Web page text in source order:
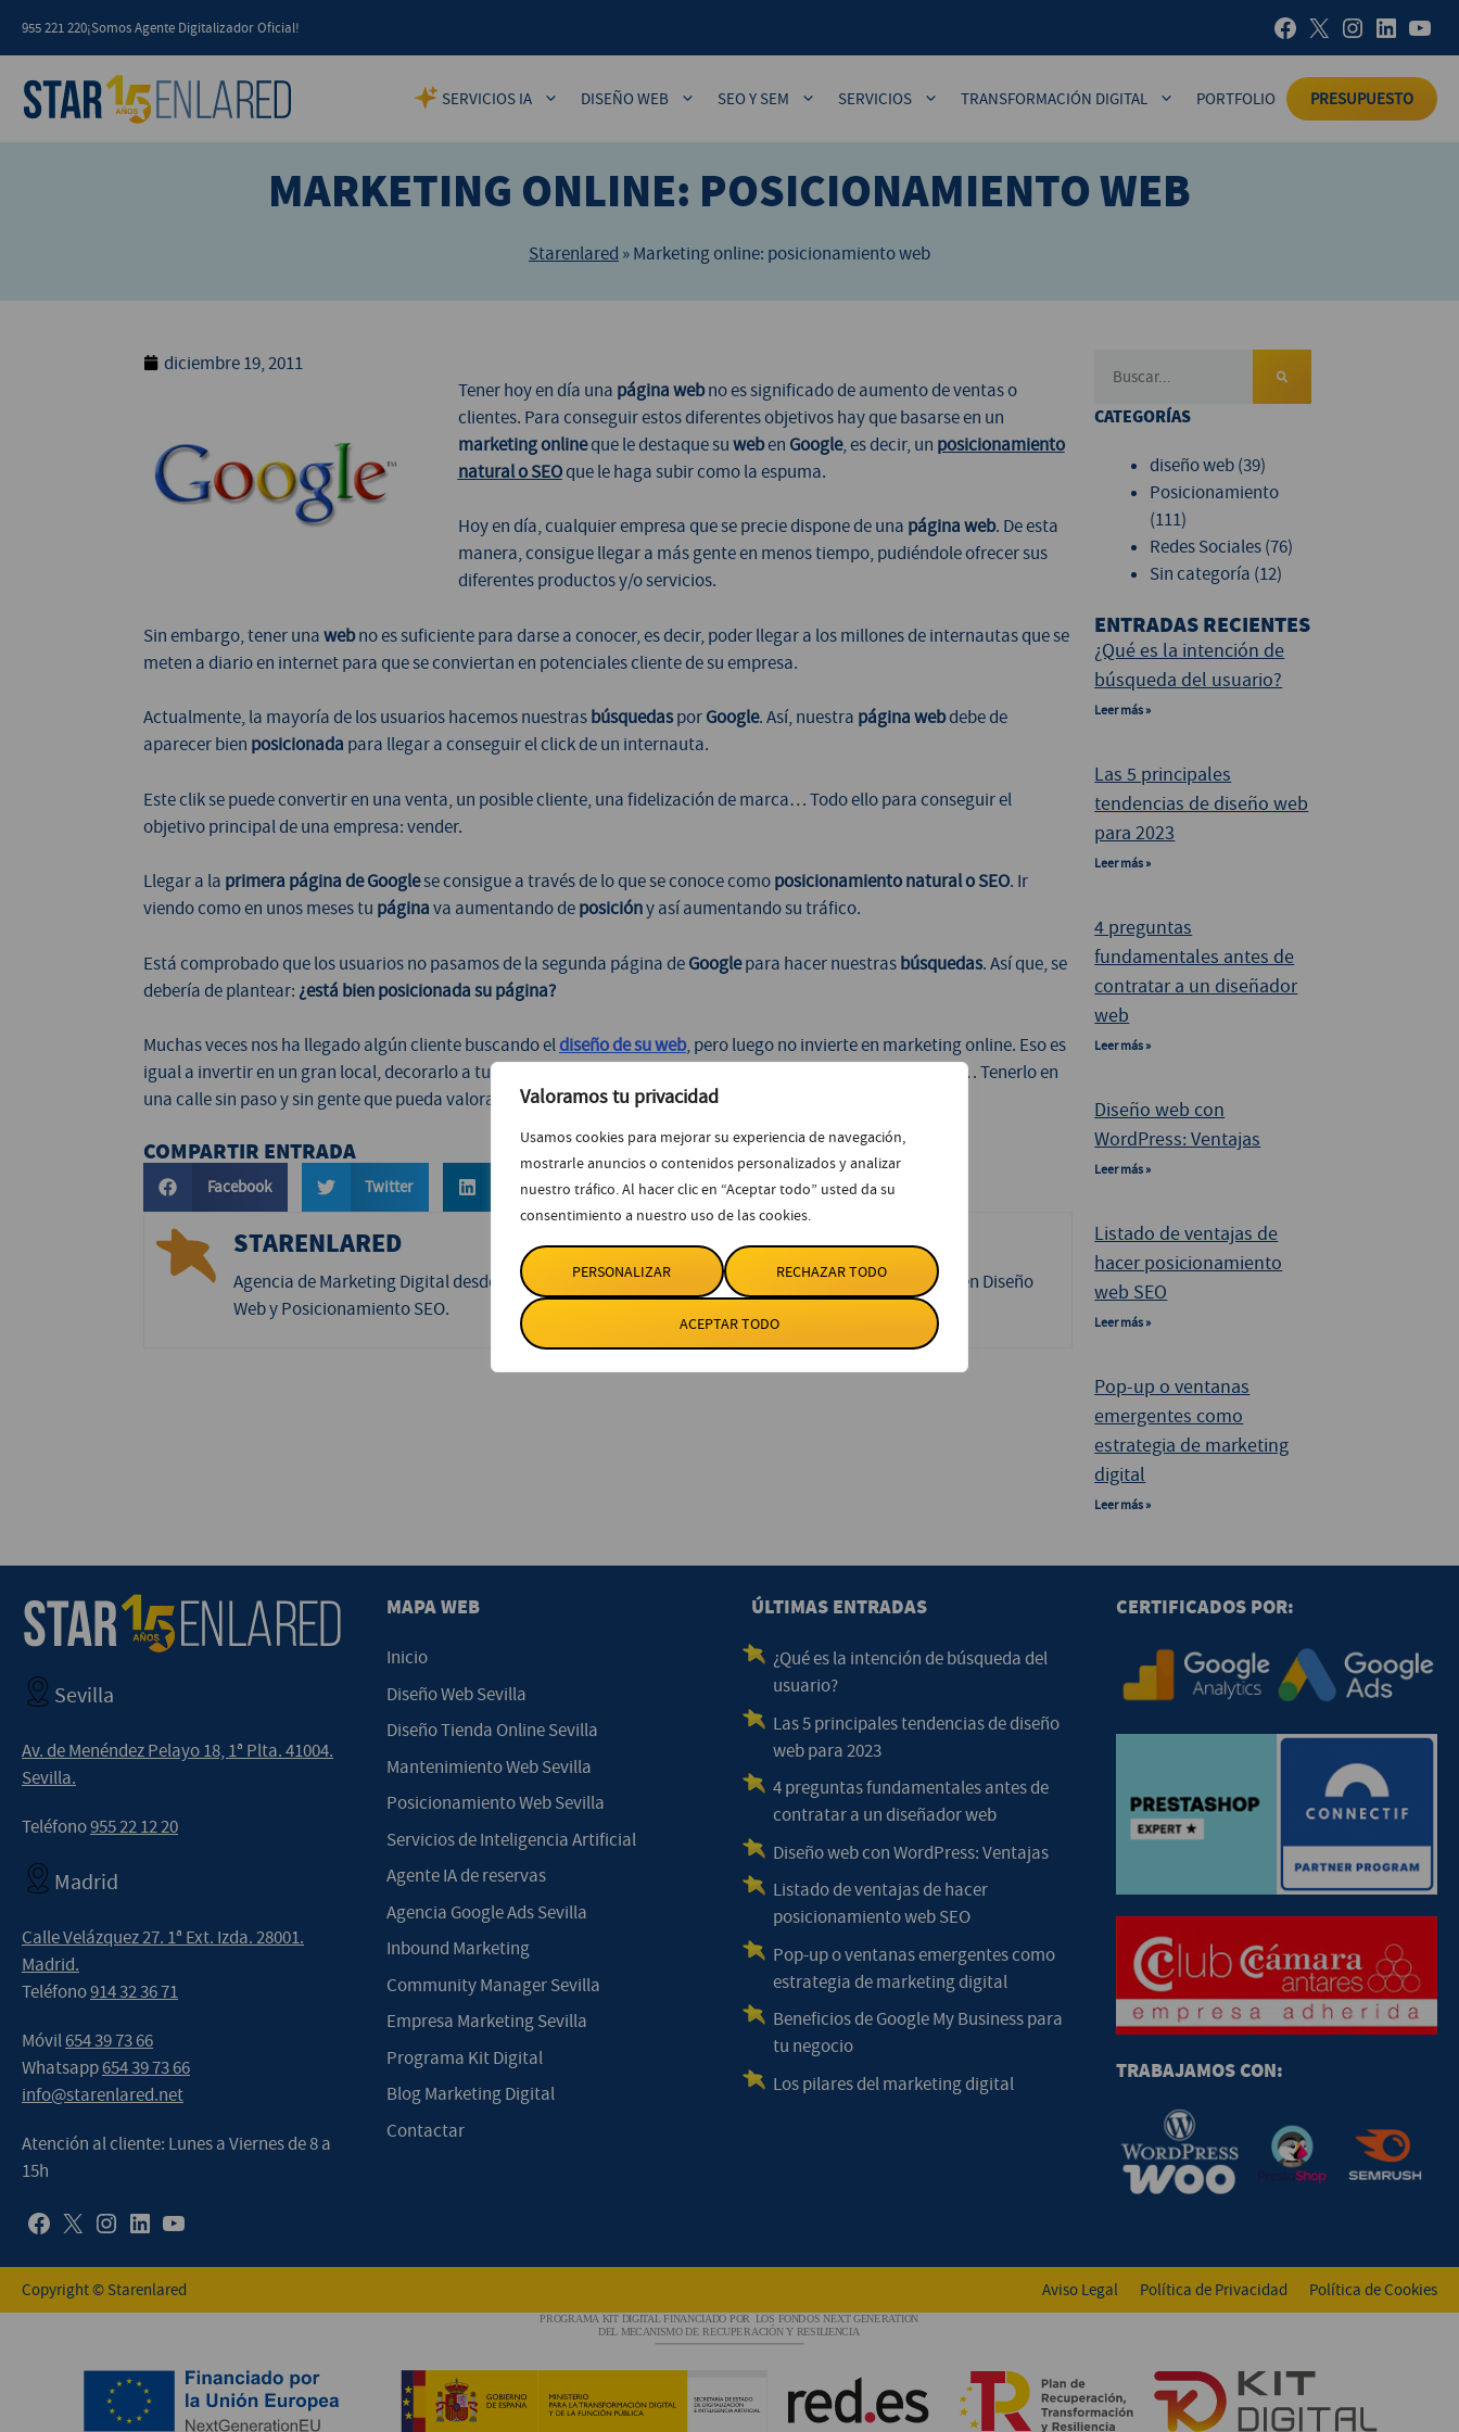
Valoramos tu privacidad
Usamos cookies para mejorar su experiencia de navegación,
mostrarle anuncios o contenidos personalizados y analizar
nuestro tráfico. Al hacer clic en “Aceptar todo” usted da su
consentimiento a nuestro uso de las cookies.
PERSONALIZAR RECHAZAR TODO
ACEPTAR TODO
955 221 220¡Somos Agente Digitalizador Oficial!
SERVICIOS IA DISEÑO WEB SEO Y SEM SERVICIOS TRANSFORMACIÓN DIGITAL PORTFOLIO PRESUPUESTO
MARKETING ONLINE: POSICIONAMIENTO WEB
Starenlared »Marketing online: posicionamiento web
diciembre 19, 2011
Tener hoy en día una página webno es significado de aumento de ventas o
clientes. Para conseguir estos diferentes objetivos hay que basarse en un
marketing onlineque le destaque suweben Google, es decir, un posicionamiento
natural o SEOque le haga subir como la espuma.
Hoy en día, cualquier empresa que se precie dispone de una página web. De esta
manera, consigue llegar a más gente en menos tiempo, pudiéndole ofrecer sus
diferentes productos y/o servicios.
Sin embargo, tener unawebno es suficiente para darse a conocer, es decir, poder llegar a los millones de internautas que se
meten a diario en internet para que se conviertan en potenciales cliente de su empresa.
Actualmente, la mayoría de los usuarios hacemos nuestrasbúsquedasporGoogle. Así, nuestra página webdebe de
aparecer bien posicionada para llegar a conseguir el click de un internauta.
Este clik se puede convertir en una venta, un posible cliente, una fidelización de marca… Todo ello para conseguir el
objetivo principal de una empresa: vender.
Llegar a la primera página de Googlese consigue a través de lo que se conoce comoposicionamiento natural o SEO. Ir
viendo como en unos meses tu páginava aumentando deposicióny así aumentando su tráfico.
Está comprobado que los usuarios no pasamos de la segunda página deGooglepara hacer nuestrasbúsquedas. Así que, se
debería de plantear: ¿está bien posicionada su página?
Muchas veces nos ha llegado algún cliente buscando eldiseño de su web, pero luego no invierte en marketing online. Eso es
igual a invertir en un gran local, decorarlo a tu gusto, poner el mejor escaparate, con los mejores productos y… Tenerlo en
una calle sin paso y sin gente que pueda valorarlo. ¡Tú mismo! ?
COMPARTIR ENTRADA
Facebook Twitter LinkedIn WhatsApp
STARENLARED
Agencia de Marketing Digital desde 2011, formada por un equipo de profesionales especializados en Diseño
Web y Posicionamiento SEO.
CATEGORÍAS
diseño web(39)
Posicionamiento
(111)
Redes Sociales(76)
Sin categoría (12)
ENTRADAS RECIENTES
¿Qué es la intención de
búsqueda del usuario?
Leer más »
Las 5 principales
tendencias de diseño web
para 2023
Leer más »
4 preguntas
fundamentales antes de
contratar a un diseñador
web
Leer más »
Diseño web con
WordPress: Ventajas
Leer más »
Listado de ventajas de
hacer posicionamiento
web SEO
Leer más »
Pop-up o ventanas
emergentes como
estrategia de marketing
digital
Leer más »
Sevilla
Av. de Menéndez Pelayo 18, 1ª Plta. 41004.
Sevilla.
Teléfono955 22 12 20
Madrid
Calle Velázquez 27. 1ª Ext. Izda. 28001.
Madrid.
Teléfono914 32 36 71
Móvil654 39 73 66
Whatsapp654 39 73 66
info@starenlared.net
Atención al cliente: Lunes a Viernes de 8 a
15h
MAPA WEB
Inicio
Diseño Web Sevilla
Diseño Tienda Online Sevilla
Mantenimiento Web Sevilla
Posicionamiento Web Sevilla
Servicios de Inteligencia Artificial
Agente IA de reservas
Agencia Google Ads Sevilla
Inbound Marketing
Community Manager Sevilla
Empresa Marketing Sevilla
Programa Kit Digital
Blog Marketing Digital
Contactar
ÚLTIMAS ENTRADAS
¿Qué es la intención de búsqueda del
usuario?
Las 5 principales tendencias de diseño
web para 2023
4 preguntas fundamentales antes de
contratar a un diseñador web
Diseño web con WordPress: Ventajas
Listado de ventajas de hacer
posicionamiento web SEO
Pop-up o ventanas emergentes como
estrategia de marketing digital
Beneficios de Google My Business para
tu negocio
Los pilares del marketing digital
CERTIFICADOS POR:
TRABAJAMOS CON:
Aviso Legal Política de Privacidad Política de Cookies
Copyright © Starenlared